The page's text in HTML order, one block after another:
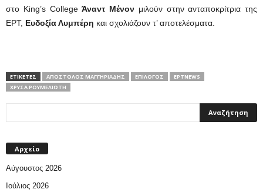
στο King’s CollegeΆναντ Μένον μιλούν στην ανταποκρίτρια της
ΕΡΤ, Ευδοξία Λυμπέρη και σχολιάζουν τ’ αποτελέσματα.
ΕΤΙΚΕΤΕΣ ΑΠΌΣΤΟΛΟΣ ΜΑΓΓΗΡΙΆΔΗΣ ΕΠΊΛΟΓΟΣ
ΕΡΤNEWS
ΧΡΎΣΑ ΡΟΥΜΕΛΙΏΤΗ
Αρχείο
Αύγουστος 2026
Ιούλιος 2026